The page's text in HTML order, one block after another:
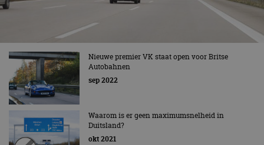
Nieuwe premier VK staat open voor Britse
Autobahnen
sep 2022
Waarom is er geen maximumsnelheid in
Duitsland?
okt 2021